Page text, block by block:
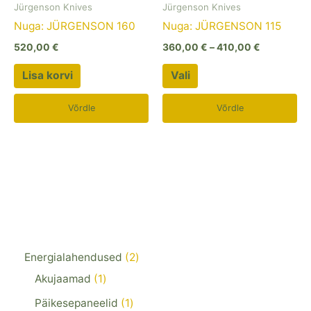
Energialahendused
2
Akujaamad
1
Päikesepaneelid
1
Jürgenson Knives
Nuga: JÜRGENSON 160
520,00 €
Lisa korvi
Võrdle
Jürgenson Knives
Nuga: JÜRGENSON 115
360,00 € –410,00 €
Vali
tootelehel.
Võrdle